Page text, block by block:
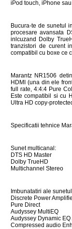
iPod touch, iPhone
Bucura-te de sunetul
procesare avansata
inlcuzand Dolby
tranzistori de curent
compatibil cu boxe ce
Marantz NR1506
HDMI (una din ele
full rate, 4:4:4 Pure
Este compatibil si cu
Ultra HD copy-
Specificatii tehnice
Sunet multicanal:
DTS HD Master
Dolby TrueHD
Multichannel Stereo
Imbunatatiri ale
Discrete Power
Pure Direct
Audyssey MultiEQ
Audyssey Dynamic
Compressed audio